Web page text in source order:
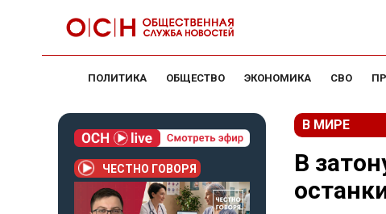
ПОЛИТИКА ОБЩЕСТВО ЭКОНОМИКА СВО
ЧЕСТНО ГОВОРЯ
В МИРЕ
В